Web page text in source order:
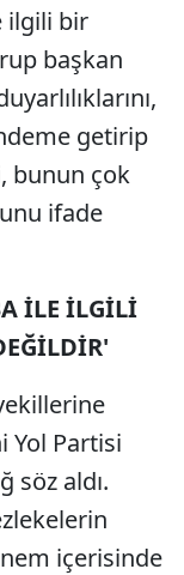
ilgili bir
başkan
getirip
bunun çok
ifade
İLE İLGİLİ
Yol Partisi
söz aldı.
içerisinde